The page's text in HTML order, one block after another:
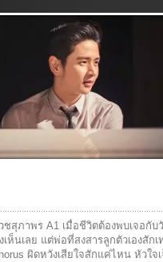
ำคัญวันนี้ ยิ่งกว่าสิ่งไหน คือรักของ
ารับไป V3: เหนือเสียงเพลง งานเลี้
งขวัญที่ล้ำค่า ที่พระเจ้ามอบให้เรา
ตามหา ให้ความรักพระองค์เข้ามา
ที่มีวันนี้ เนื้อร้อง/ทำนอง: ปัญญา ปคู
กุล Producer: บุรินทร์ สุภัครพงษ์กุ
Tan...
ชสุภาพร A1 เมื่อชีวิตต้องพบเจอกับ
ห็นเลย แต่พ่อที่สงสารลูกตัวเองสักเ
ผิดหวังเสียใจสักแค่ไหน หัวใจ